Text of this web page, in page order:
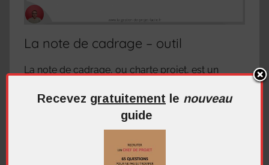
La note de cadrage – outil
La note de cadrage, ou charte projet, est un
cadrage ??? késako
Recevez gratuitement le nouveau
guide